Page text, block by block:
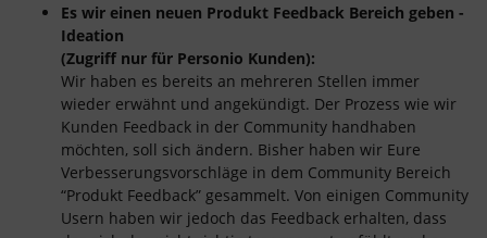
Es wir einen neuen Produkt Feedback Bereich geben -
Ideation
(Zugriff nur für Personio Kunden):
Wir haben es bereits an mehreren Stellen immer
wieder erwähnt und angekündigt. Der Prozess wie wir
Kunden Feedback in der Community handhaben
möchten, soll sich ändern. Bisher haben wir Eure
Verbesserungsvorschläge in dem Community Bereich
“Produkt Feedback” gesammelt. Von einigen Community
Usern haben wir jedoch das Feedback erhalten, dass